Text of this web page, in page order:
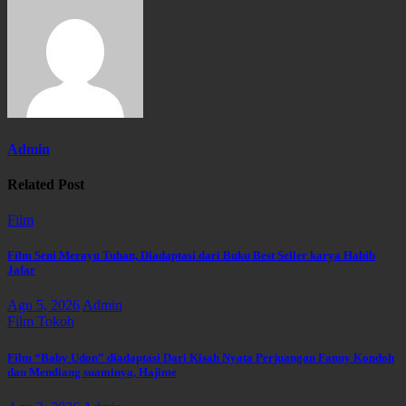
Admin
Related Post
Film
Film Seni Merayu Tuhan, Diadaptasi dari Buku Best Seller karya Habib
Jafar
Agu 5, 2026Admin
Film Tokoh
Film “Baby Udon” diadaptasi Dari Kisah Nyata Perjuangan Fanny Kondoh
dan Mendiang suaminya, Hajime